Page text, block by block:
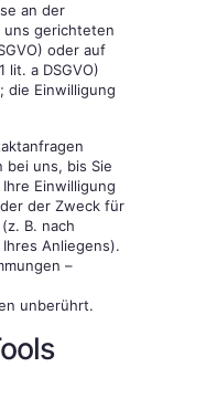
an der
gerichteten
oder auf
lit. a DSGVO)
die Einwilligung
bei uns, bis Sie
Einwilligung
der Zweck für
B. nach
Anliegens).
–
unberührt.